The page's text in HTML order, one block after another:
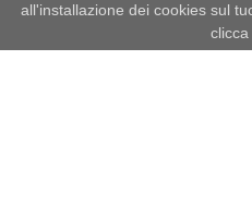
all'installazione dei cookies sul
clicca